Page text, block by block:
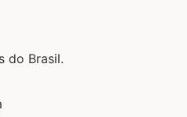
do Brasil.